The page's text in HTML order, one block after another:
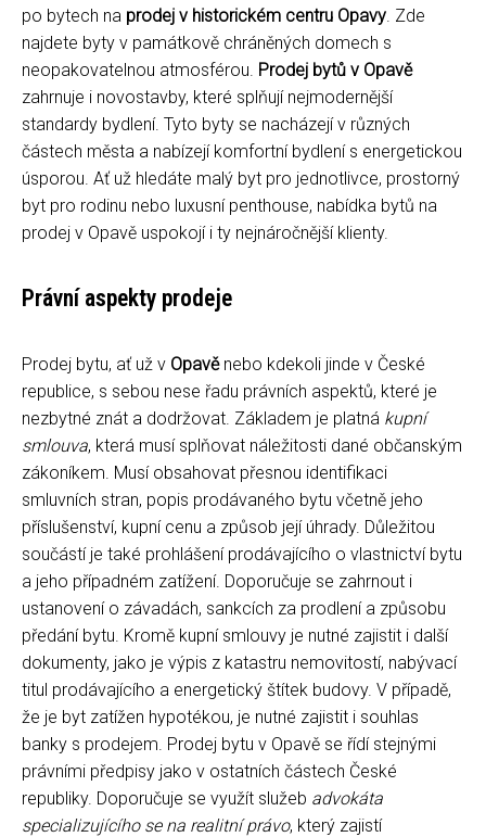
po bytech na prodej v historickém centru Opavy . Zde
najdete byty v památkově chráněných domech s
neopakovatelnou atmosférou. Prodej bytů v Opavě
zahrnuje i novostavby, které splňují nejmodernější
standardy bydlení. Tyto byty se nacházejí v různých
částech města a nabízejí komfortní bydlení s energetickou
úsporou. Ať už hledáte malý byt pro jednotlivce, prostorný
byt pro rodinu nebo luxusní penthouse, nabídka bytů na
prodej v Opavě uspokojí i ty nejnáročnější klienty.
Právní aspekty prodeje
Prodej bytu, ať už v Opavěnebo kdekoli jinde v České
republice, s sebou nese řadu právních aspektů, které je
nezbytné znát a dodržovat. Základem je platná kupní
smlouva, která musí splňovat náležitosti dané občanským
zákoníkem. Musí obsahovat přesnou identifikaci
smluvních stran, popis prodávaného bytu včetně jeho
příslušenství, kupní cenu a způsob její úhrady. Důležitou
součástí je také prohlášení prodávajícího o vlastnictví bytu
a jeho případném zatížení. Doporučuje se zahrnout i
ustanovení o závadách, sankcích za prodlení a způsobu
předání bytu. Kromě kupní smlouvy je nutné zajistit i další
dokumenty, jako je výpis z katastru nemovitostí, nabývací
titul prodávajícího a energetický štítek budovy. V případě,
že je byt zatížen hypotékou, je nutné zajistit i souhlas
banky s prodejem. Prodej bytu v Opavě se řídí stejnými
právními předpisy jako v ostatních částech České
republiky. Doporučuje se využít služeb advokáta
specializujícího se na realitní právo, který zajistí